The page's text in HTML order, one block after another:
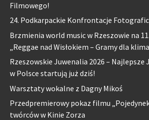
Filmowego!
24. Podkarpackie Konfrontacje
Brzmienia world music w Rzeszowie na
„Reggae nad Wisłokiem – Gramy dla
Rzeszowskie Juwenalia 2026 – Najlepsze
w Polsce startują już dziś!
Warsztaty wokalne z Dagny Mikoś
Przedpremierowy pokaz filmu
twórców w Kinie Zorza